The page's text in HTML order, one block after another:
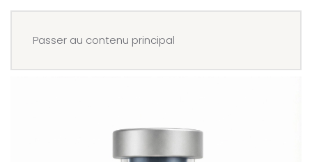
Passer au contenu principal